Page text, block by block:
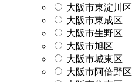
大阪市東淀川区
大阪市東成区
大阪市生野区
大阪市旭区
大阪市城東区
大阪市阿倍野区